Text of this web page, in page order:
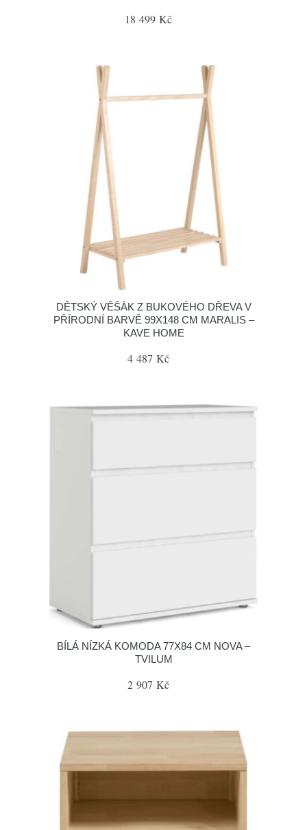
18 499 Kč
DĚTSKÝ VĚŠÁK Z BUKOVÉHO DŘEVA V
PŘÍRODNÍ BARVĚ 99X148 CM MARALIS –
KAVE HOME
4 487 Kč
BÍLÁ NÍZKÁ KOMODA 77X84 CM NOVA –
TVILUM
2 907 Kč